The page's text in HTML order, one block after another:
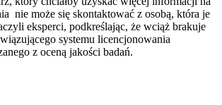
nie może się skontaktować z osobą, która je
eksperci, podkreślając, że wciąż brakuje
systemu licencjonowania
z oceną jakości badań.